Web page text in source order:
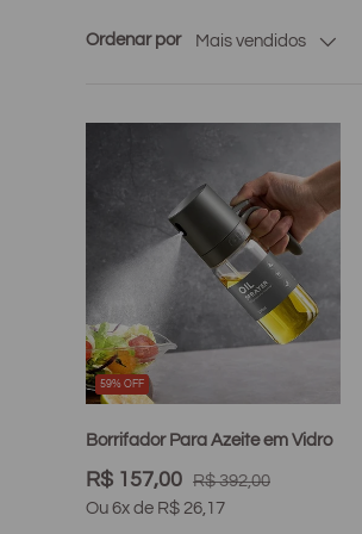
Ordenar por Mais vendidos
false
59% OFF
Borrifador Para Azeite em Vidro
R$ 157,00 R$ 392,00
Ou 6x de R$ 26,17